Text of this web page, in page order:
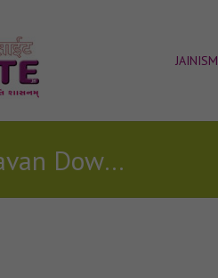
JAINISM
He tarya Stavan Download